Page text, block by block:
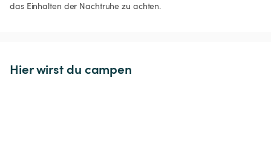
das Einhalten der Nachtruhe zu achten.
Hier wirst du campen